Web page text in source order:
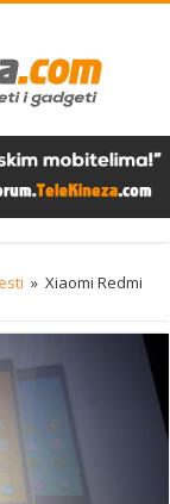
» Xiaomi Redmi